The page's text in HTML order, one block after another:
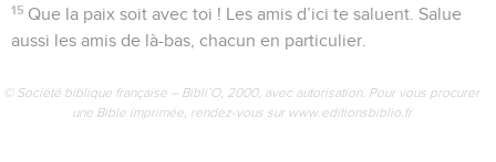
15 Que la paix soit avec toi ! Les amis d’ici te saluent. Salue
aussi les amis de là-bas, chacun en particulier.
© Société biblique française – Bibli’O, 2000, avec autorisation. Pour vous procurer
une Bible imprimée, rendez-vous sur www.editionsbiblio.fr